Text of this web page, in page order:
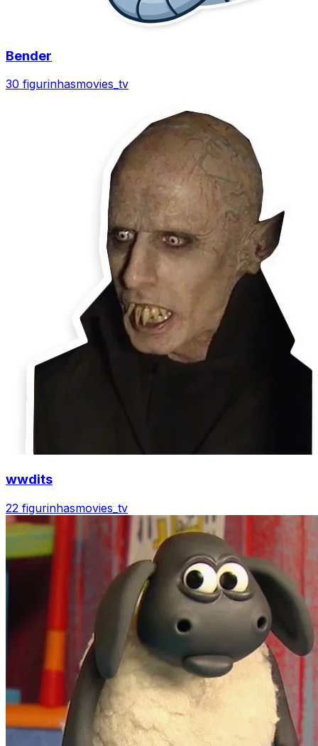
Bender
30 figurinhasmovies_tv
wwdits
22 figurinhasmovies_tv